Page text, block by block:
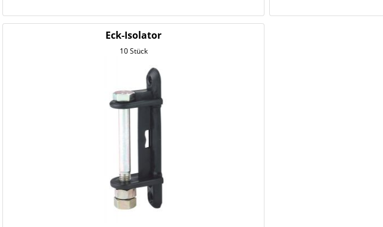
Eck-Isolator
10 Stück